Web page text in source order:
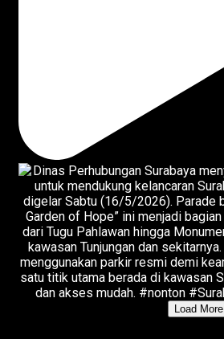
Load More